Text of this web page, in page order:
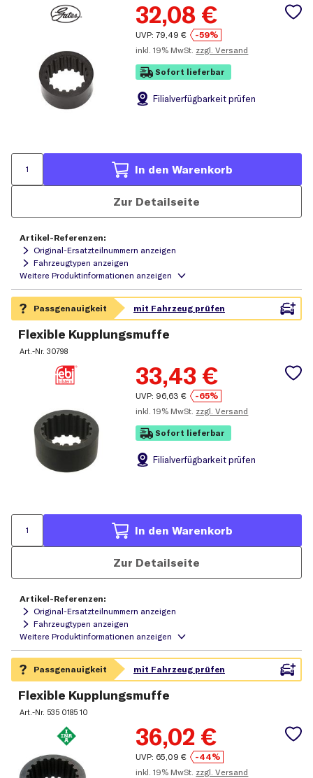
32,08 €
UVP:79,49 €
-59%
inkl. 19% MwSt. zzgl. Versand
Sofort lieferbar
Filialverfügbarkeit prüfen
In den Warenkorb
Zur Detailseite
Artikel-Referenzen:
Original-Ersatzteilnummern anzeigen
Fahrzeugtypen anzeigen
Flexible Kupplungsmuffe
Art.-Nr.30798
33,43 €
UVP: 96,63 €
-65%
inkl. 19% MwSt. zzgl. Versand
Sofort lieferbar
Filialverfügbarkeit prüfen
In den Warenkorb
Zur Detailseite
Artikel-Referenzen:
Original-Ersatzteilnummern anzeigen
Fahrzeugtypen anzeigen
Flexible Kupplungsmuffe
Art.-Nr. 535 0185 10
36,02 €
UVP: 65,09 €
-44%
inkl. 19% MwSt. zzgl. Versand